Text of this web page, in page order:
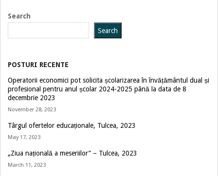
Search
Search
POSTURI RECENTE
Operatorii economici pot solicita școlarizarea în învățământul dual și
profesional pentru anul școlar 2024-2025 până la data de 8
decembrie 2023
November 28, 2023
Târgul ofertelor educaționale, Tulcea, 2023
May 17, 2023
„Ziua națională a meseriilor” – Tulcea, 2023
March 11, 2023